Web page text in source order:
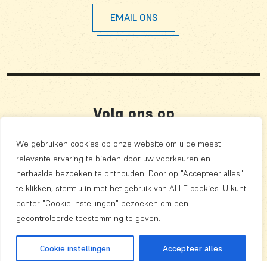
We gebruiken cookies op onze website om u de meest
relevante ervaring te bieden door uw voorkeuren en
herhaalde bezoeken te onthouden. Door op "Accepteer alles"
te klikken, stemt u in met het gebruik van ALLE cookies. U kunt
echter "Cookie instellingen" bezoeken om een ​​
gecontroleerde toestemming te geven.
Cookie instellingen Accepteer alles
CATEGORIE
EMAIL ONS
Volg ons op
Privacy
Algemene Voorwaarden
Copyright 2026
een we make it website